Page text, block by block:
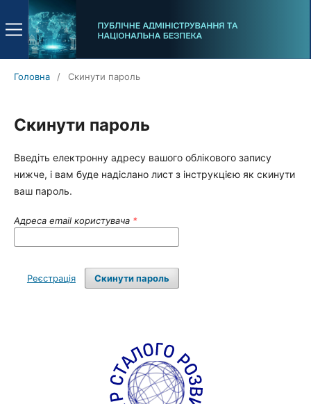
Головна / Скинути пароль
Скинути пароль
Введіть електронну адресу вашого облікового запису
нижче, і вам буде надіслано лист з інструкцією як скинути
ваш пароль.
Адреса email користувача *
Скинути пароль
Реєстрація